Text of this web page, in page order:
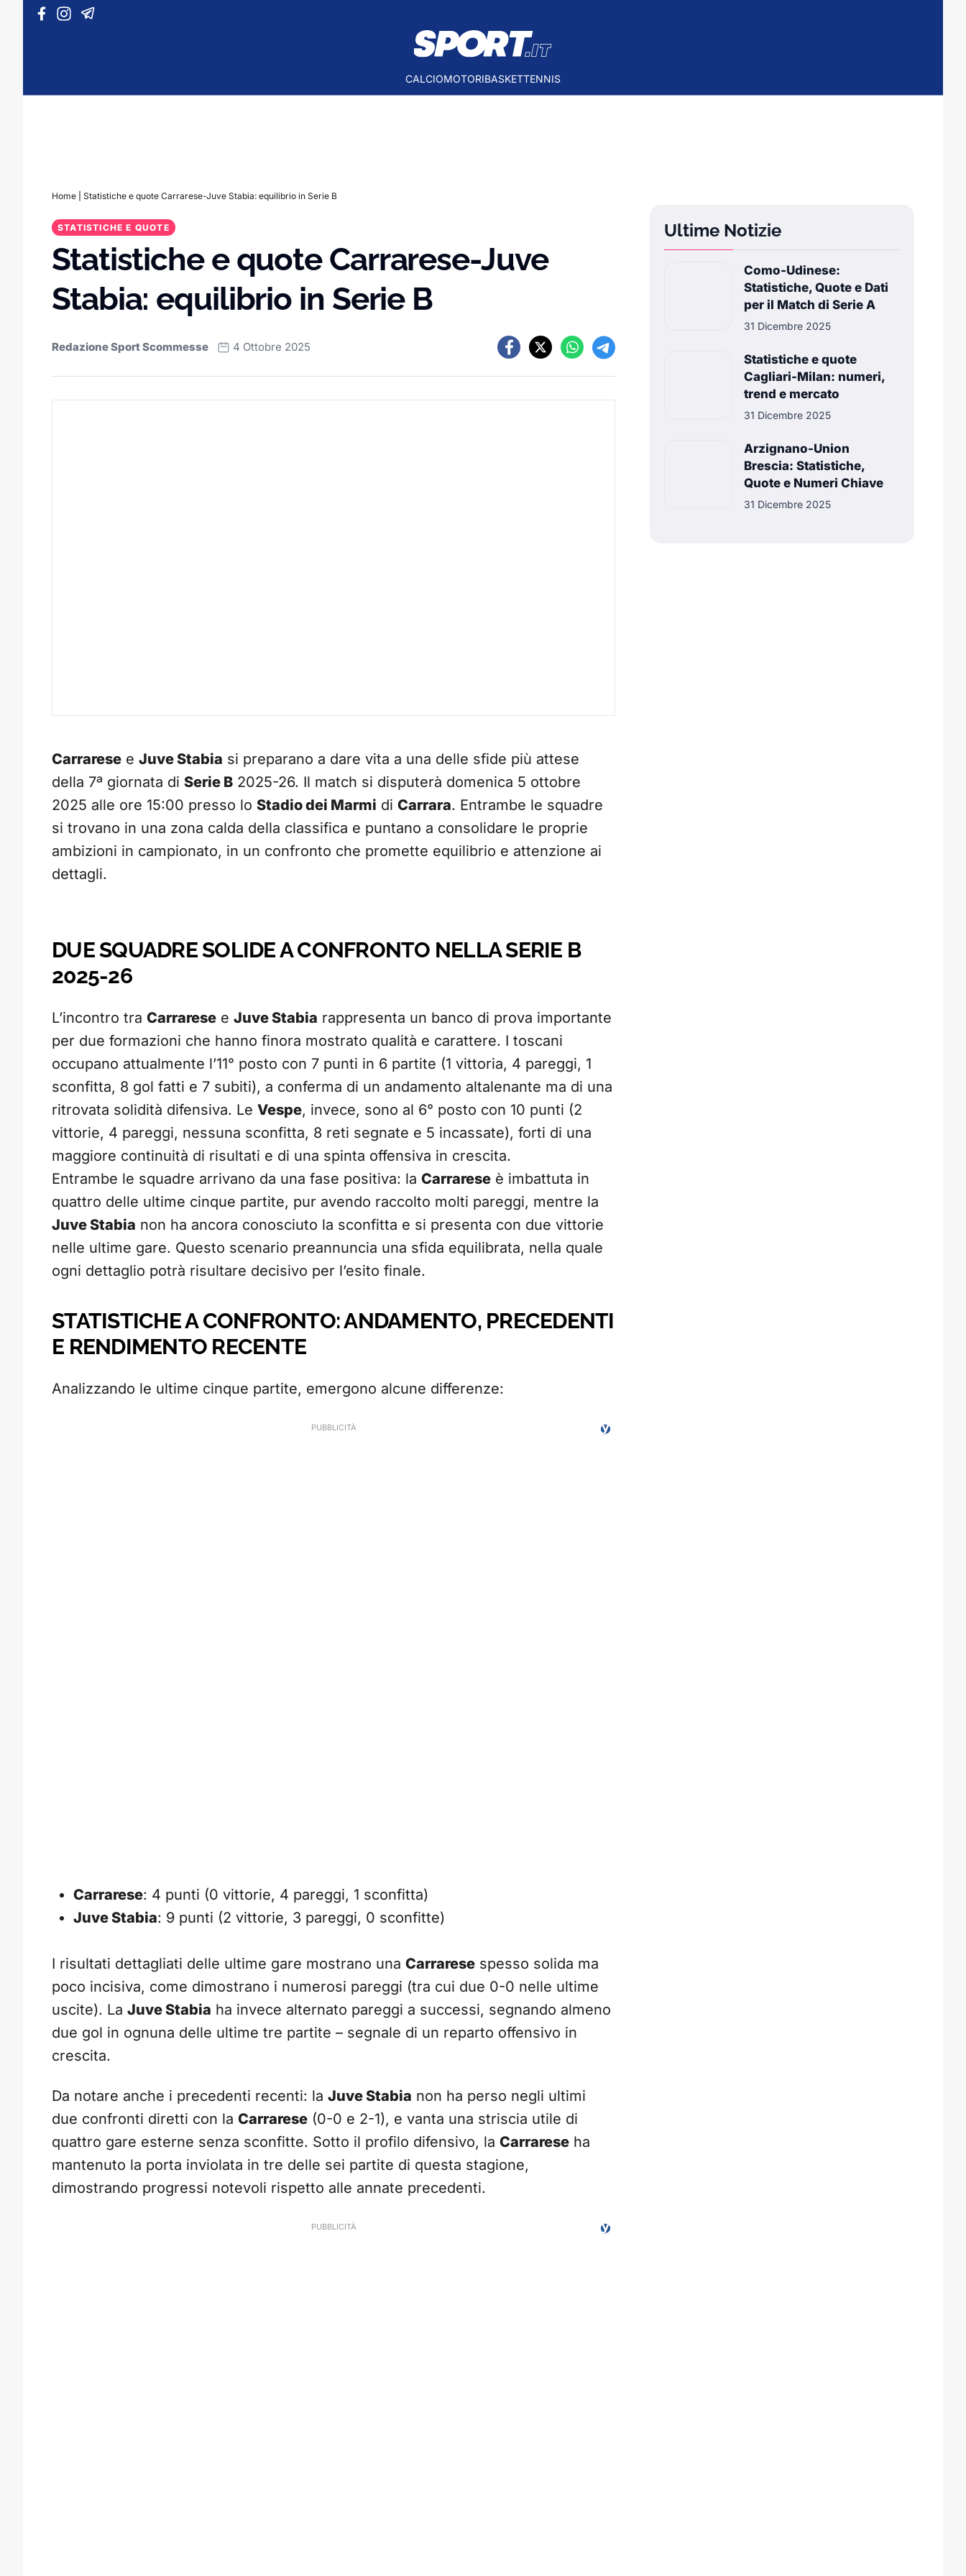
Vai al contenuto
CALCIOMOTORIBASKETTENNIS
Home Statistiche e quote Carrarese-Juve Stabia: equilibrio in Serie B
STATISTICHE E QUOTE
Statistiche e quote Carrarese-Juve
Stabia: equilibrio in Serie B
Redazione Sport Scommesse 4 Ottobre 2025
Carrarese e Juve Stabia si preparano a dare vita a una delle sfide più attese
della 7ª giornata di Serie B 2025-26. Il match si disputerà domenica 5 ottobre
2025 alle ore 15:00 presso lo Stadio dei Marmi di Carrara. Entrambe le squadre
si trovano in una zona calda della classifica e puntano a consolidare le proprie
ambizioni in campionato, in un confronto che promette equilibrio e attenzione ai
dettagli.
DUE SQUADRE SOLIDE A CONFRONTO NELLA SERIE B
2025-26
L’incontro tra Carrarese e Juve Stabia rappresenta un banco di prova importante
per due formazioni che hanno finora mostrato qualità e carattere. I toscani
occupano attualmente l’11° posto con 7 punti in 6 partite (1 vittoria, 4 pareggi, 1
sconfitta, 8 gol fatti e 7 subiti), a conferma di un andamento altalenante ma di una
ritrovata solidità difensiva. Le Vespe, invece, sono al 6° posto con 10 punti (2
vittorie, 4 pareggi, nessuna sconfitta, 8 reti segnate e 5 incassate), forti di una
maggiore continuità di risultati e di una spinta offensiva in crescita.
Entrambe le squadre arrivano da una fase positiva: la Carrarese è imbattuta in
quattro delle ultime cinque partite, pur avendo raccolto molti pareggi, mentre la
Juve Stabia non ha ancora conosciuto la sconfitta e si presenta con due vittorie
nelle ultime gare. Questo scenario preannuncia una sfida equilibrata, nella quale
ogni dettaglio potrà risultare decisivo per l’esito finale.
STATISTICHE A CONFRONTO: ANDAMENTO, PRECEDENTI
E RENDIMENTO RECENTE
Analizzando le ultime cinque partite, emergono alcune differenze:
Carrarese: 4 punti (0 vittorie, 4 pareggi, 1 sconfitta)
Juve Stabia: 9 punti (2 vittorie, 3 pareggi, 0 sconfitte)
I risultati dettagliati delle ultime gare mostrano una Carrarese spesso solida ma
poco incisiva, come dimostrano i numerosi pareggi (tra cui due 0-0 nelle ultime
uscite). La Juve Stabia ha invece alternato pareggi a successi, segnando almeno
due gol in ognuna delle ultime tre partite – segnale di un reparto offensivo in
crescita.
Da notare anche i precedenti recenti: la Juve Stabia non ha perso negli ultimi
due confronti diretti con la Carrarese (0-0 e 2-1), e vanta una striscia utile di
quattro gare esterne senza sconfitte. Sotto il profilo difensivo, la Carrarese ha
mantenuto la porta inviolata in tre delle sei partite di questa stagione,
dimostrando progressi notevoli rispetto alle annate precedenti.
Ultime Notizie
Como-Udinese:
Statistiche, Quote e Dati
per il Match di Serie A
31 Dicembre 2025
Statistiche e quote
Cagliari-Milan: numeri,
trend e mercato
31 Dicembre 2025
Arzignano-Union
Brescia: Statistiche,
Quote e Numeri Chiave
31 Dicembre 2025